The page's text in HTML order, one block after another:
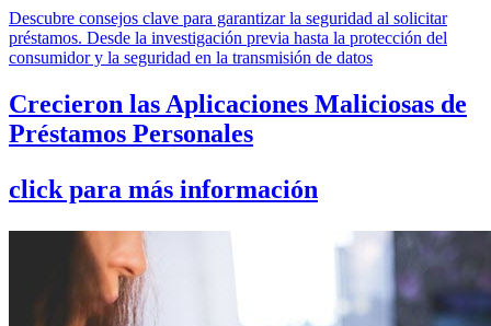
Descubre consejos clave para garantizar la seguridad al solicitar
préstamos. Desde la investigación previa hasta la protección del
consumidor y la seguridad en la transmisión de datos
Crecieron las Aplicaciones Maliciosas de
Préstamos Personales
click para más información